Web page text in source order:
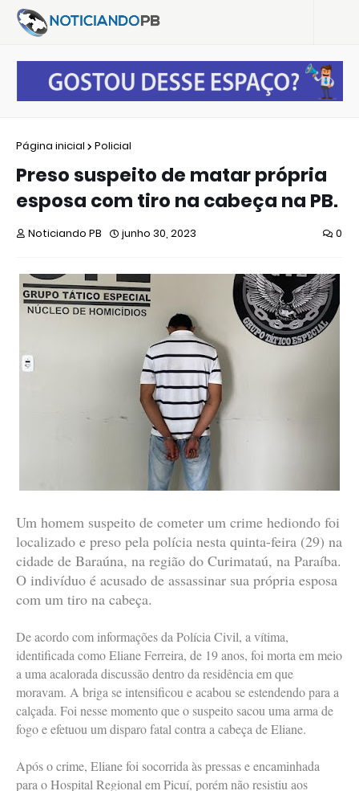
Página inicial Policial
Preso suspeito de matar própria
esposa com tiro na cabeça na PB.
Noticiando PB junho 30, 2023 0
Um homem suspeito de cometer um crime hediondo foi
localizado e preso pela polícia nesta quinta-feira (29) na
cidade de Baraúna, na região do Curimataú, na Paraíba.
O indivíduo é acusado de assassinar sua própria esposa
com um tiro na cabeça.
De acordo com informações da Polícia Civil, a vítima,
identificada como Eliane Ferreira, de 19 anos, foi morta em meio
a uma acalorada discussão dentro da residência em que
moravam. A briga se intensificou e acabou se estendendo para a
calçada. Foi nesse momento que o suspeito sacou uma arma de
fogo e efetuou um disparo fatal contra a cabeça de Eliane.
Após o crime, Eliane foi socorrida às pressas e encaminhada
para o Hospital Regional em Picuí, porém não resistiu aos